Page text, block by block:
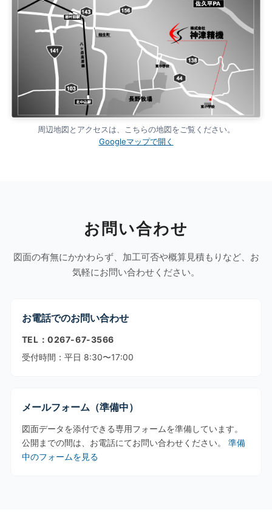
周辺地図とアクセスは、こちらの地図をご覧ください。
Googleマップで開く
お問い合わせ
図面の有無にかかわらず、加工可否や概算見積もりなど、お
気軽にお問い合わせください。
お電話でのお問い合わせ
TEL：0267-67-3566
受付時間：平日 8:30〜17:00
メールフォーム（準備中）
図面データを添付できる専用フォームを準備しています。
公開までの間は、お電話にてお問い合わせください。 準備
中のフォームを見る